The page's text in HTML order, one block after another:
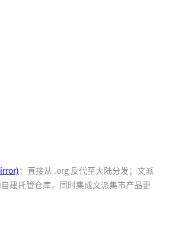
：直接从 .org 反代至大陆分发；文派
建托管仓库，同时集成文派集市产品更